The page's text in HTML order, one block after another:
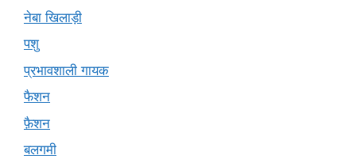
नेबा खिलाड़ी
पशु
प्रभावशाली गायक
फैशन
फ़ैशन
बलगमी